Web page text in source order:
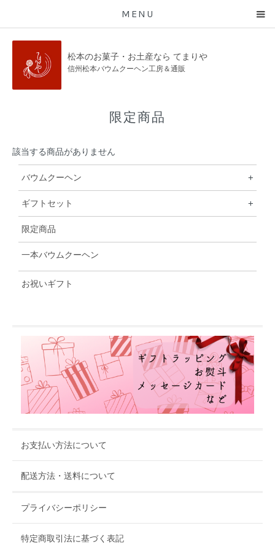
MENU
松本のお菓子・お土産なら てまりや
信州松本バウムクーヘン工房＆通販
限定商品
該当する商品がありません
バウムクーヘン +
ギフトセット +
限定商品
一本バウムクーヘン
お祝いギフト
お支払い方法について
配送方法・送料について
プライバシーポリシー
特定商取引法に基づく表記